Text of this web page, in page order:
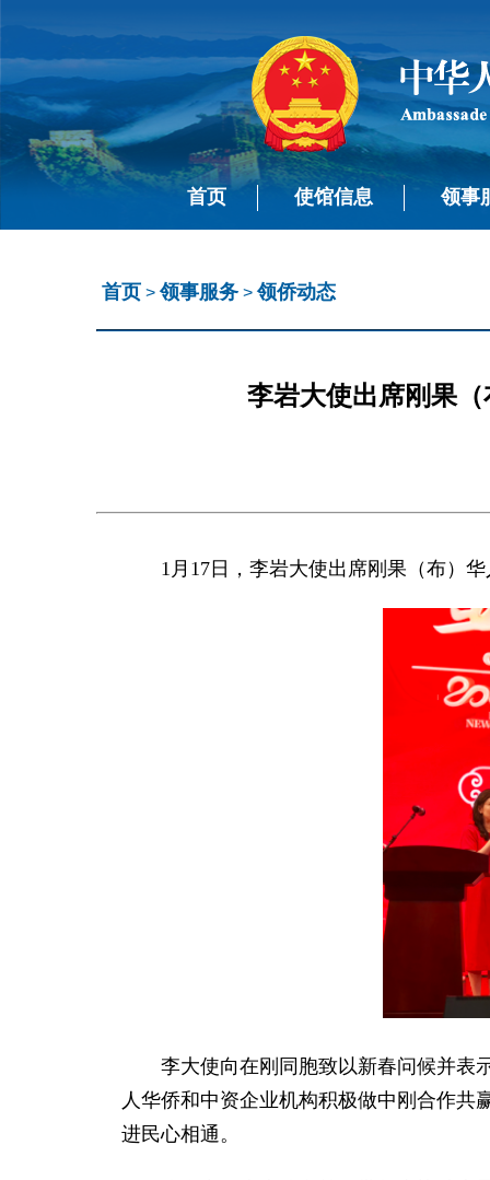
首页 使馆信息 领事
首页 >领事服务 >领侨动态
李岩大使出席刚果
1月17日，李岩大使出席刚果（布）
李大使向在刚同胞致以新春问候并表
人华侨和中资企业机构积极做中刚合作
进民心相通。